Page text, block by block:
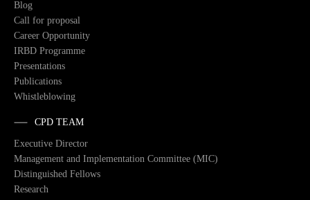
Blog
Call for proposal
Career Opportunity
IRBD Programme
Presentations
Publications
Whistleblowing
CPD TEAM
Executive Director
Management and Implementation Committee (MIC)
Distinguished Fellows
Research